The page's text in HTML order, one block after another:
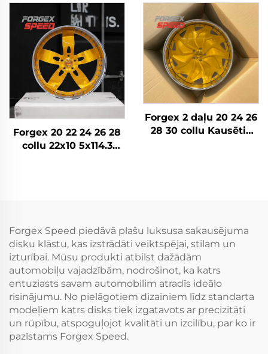
Kravas auto riteņi
riteņi Hromēti riteņi
Iegriezti diski Zelta
auto riteņu diski
Forgex 20 22 24 26 28
collu 22x10 5x114.3
Forgex 2 daļu 20 24 26
28 30 collu Kausētie
Forgex Speed piedāvā plašu luksusa sakausējuma
disku klāstu, kas izstrādāti veiktspējai, stilam un
izturībai. Mūsu produkti atbilst dažādām
automobiļu vajadzībām, nodrošinot, ka katrs
entuziasts savam automobilim atradīs ideālo
risinājumu. No pielāgotiem dizainiem līdz standarta
modeļiem katrs disks tiek izgatavots ar precizitāti
un rūpību, atspoguļojot kvalitāti un izcilību, par ko ir
pazīstams Forgex Speed.